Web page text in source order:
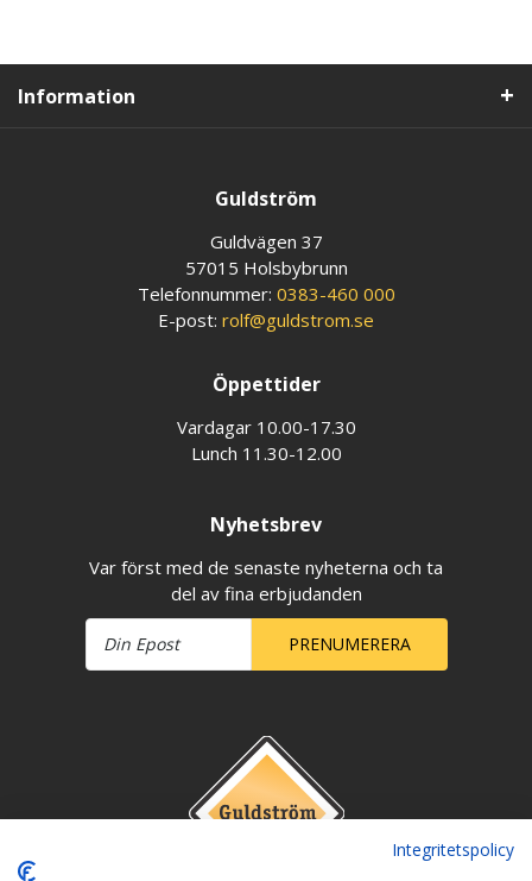
Information
Guldström
Guldvägen 37
57015 Holsbybrunn
Telefonnummer: 0383-460 000
E-post: rolf@guldstrom.se
Öppettider
Vardagar 10.00-17.30
Lunch 11.30-12.00
Nyhetsbrev
Var först med de senaste nyheterna och ta
del av fina erbjudanden
PRENUMERERA
Integritetspolicy